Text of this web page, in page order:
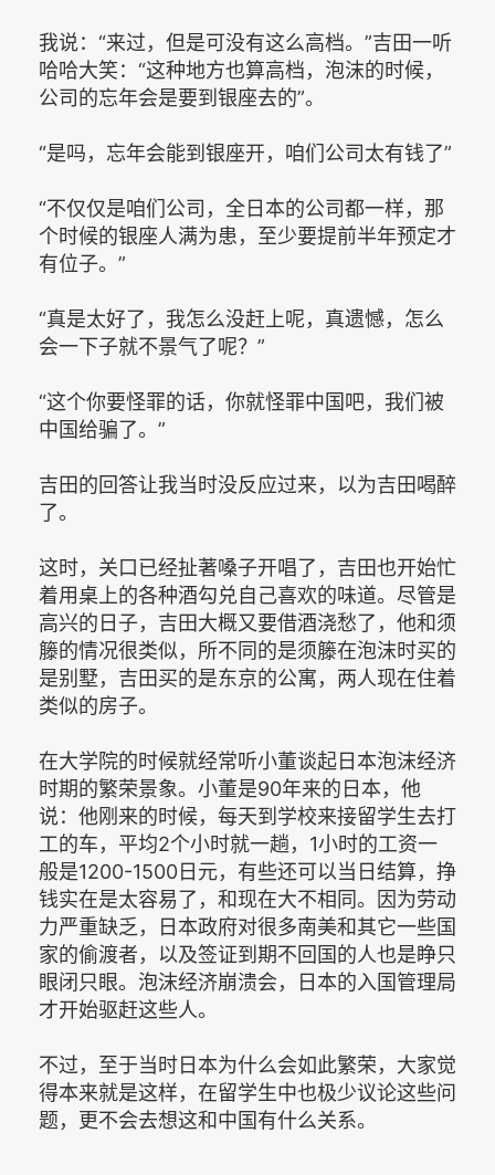
我说：“来过，但是可没有这么高档。”吉田一听
哈哈大笑：“这种地方也算高档，泡沫的时候，
公司的忘年会是要到银座去的”。
“是吗，忘年会能到银座开，咱们公司太有钱了”
“不仅仅是咱们公司，全日本的公司都一样，那
个时候的银座人满为患，至少要提前半年预定才
有位子。”
“真是太好了，我怎么没赶上呢，真遗憾，怎么
会一下子就不景气了呢？”
“这个你要怪罪的话，你就怪罪中国吧，我们被
中国给骗了。”
吉田的回答让我当时没反应过来，以为吉田喝醉
了。
这时，关口已经扯著嗓子开唱了，吉田也开始忙
着用桌上的各种酒勾兑自己喜欢的味道。尽管是
高兴的日子，吉田大概又要借酒浇愁了，他和须
籐的情况很类似，所不同的是须籐在泡沫时买的
是别墅，吉田买的是东京的公寓，两人现在住着
类似的房子。
在大学院的时候就经常听小董谈起日本泡沫经济
时期的繁荣景象。小董是90年来的日本，他
说：他刚来的时候，每天到学校来接留学生去打
工的车，平均2个小时就一趟，1小时的工资一
般是1200-1500日元，有些还可以当日结算，挣
钱实在是太容易了，和现在大不相同。因为劳动
力严重缺乏，日本政府对很多南美和其它一些国
家的偷渡者，以及签证到期不回国的人也是睁只
眼闭只眼。泡沫经济崩溃会，日本的入国管理局
才开始驱赶这些人。
不过，至于当时日本为什么会如此繁荣，大家觉
得本来就是这样，在留学生中也极少议论这些问
题，更不会去想这和中国有什么关系。